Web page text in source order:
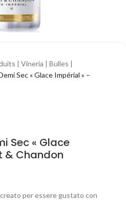
| Vineria | Bulles |
Sec « Glace Impérial » –
Sec « Glace
& Chandon
per essere gustato con